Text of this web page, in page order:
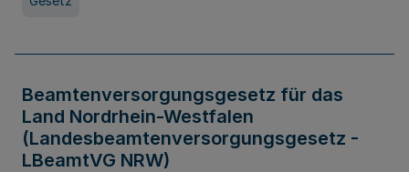
Beamtenversorgungsgesetz für das
Land Nordrhein-Westfalen
(Landesbeamtenversorgungsgesetz -
LBeamtVG NRW)